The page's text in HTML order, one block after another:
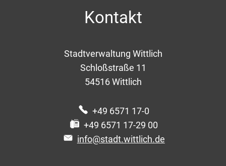
Kontakt
Stadtverwaltung Wittlich
Schloßstraße 11
54516 Wittlich
+49 6571 17-0
+49 6571 17-29 00
info@stadt.wittlich.de